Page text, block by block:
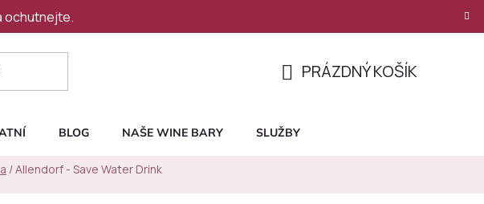
ochutnejte.
KOŠÍK
PRÁZDNÝ KOŠÍK
BLOG NAŠE WINE BARY SLUŽBY
/Allendorf - Save Water Drink